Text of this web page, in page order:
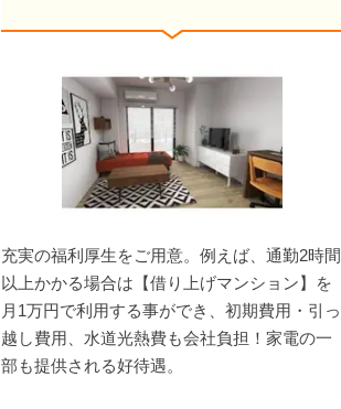
充実の福利厚生をご用意。例えば、通勤2時間
以上かかる場合は【借り上げマンション】を
月1万円で利用する事ができ、初期費用・引っ
越し費用、水道光熱費も会社負担！家電の一
部も提供される好待遇。